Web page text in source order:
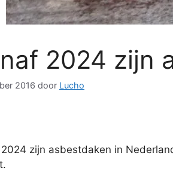
2024 zijn
2016 door Lucho
zijn asbestdaken in